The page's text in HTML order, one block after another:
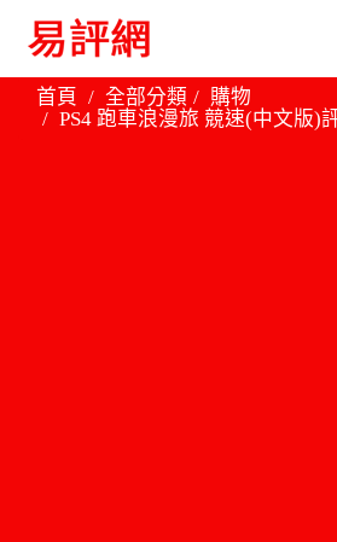
首頁 全部分類
購物
PS4 跑車浪漫旅 競速(中文版)